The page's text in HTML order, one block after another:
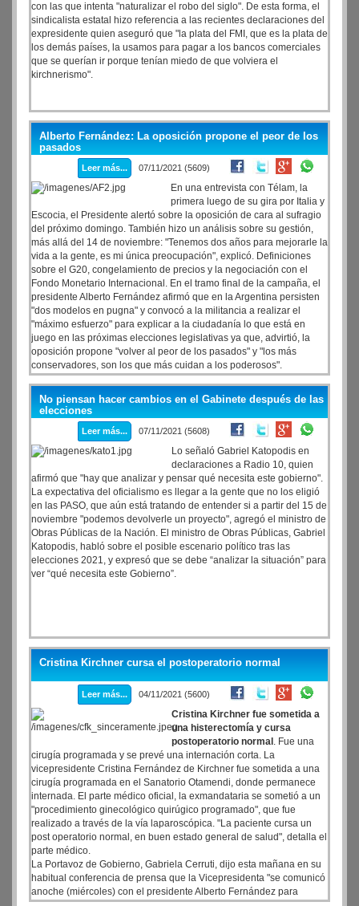
con las que intenta "naturalizar el robo del siglo". De esta forma, el
sindicalista estatal hizo referencia a las recientes declaraciones del
expresidente quien aseguró que "la plata del FMI, que es la plata de
los demás países, la usamos para pagar a los bancos comerciales
que se querían ir porque tenían miedo de que volviera el
kirchnerismo".
Alberto Fernández: La oposición propone el peor de los
pasados
Leer más... 07/11/2021 (5609)
En una entrevista con Télam, la
primera luego de su gira por Italia y
Escocia, el Presidente alertó sobre la oposición de cara al sufragio
del próximo domingo. También hizo un análisis sobre su gestión,
más allá del 14 de noviembre: "Tenemos dos años para mejorarle la
vida a la gente, es mi única preocupación", explicó. Definiciones
sobre el G20, congelamiento de precios y la negociación con el
Fondo Monetario Internacional. En el tramo final de la campaña, el
presidente Alberto Fernández afirmó que en la Argentina persisten
"dos modelos en pugna" y convocó a la militancia a realizar el
"máximo esfuerzo" para explicar a la ciudadanía lo que está en
juego en las próximas elecciones legislativas ya que, advirtió, la
oposición propone "volver al peor de los pasados" y "los más
conservadores, son los que más cuidan a los poderosos".
No piensan hacer cambios en el Gabinete después de las
elecciones
Leer más... 07/11/2021 (5608)
Lo señaló Gabriel Katopodis en
declaraciones a Radio 10, quien
afirmó que "hay que analizar y pensar qué necesita este gobierno".
La expectativa del oficialismo es llegar a la gente que no los eligió
en las PASO, que aún está tratando de entender si a partir del 15 de
noviembre "podemos devolverle un proyecto", agregó el ministro de
Obras Públicas de la Nación. El ministro de Obras Públicas, Gabriel
Katopodis, habló sobre el posible escenario político tras las
elecciones 2021, y expresó que se debe “analizar la situación” para
ver “qué necesita este Gobierno”.
Cristina Kirchner cursa el postoperatorio normal
Leer más... 04/11/2021 (5600)
Cristina Kirchner fue sometida a
una histerectomía y cursa
postoperatorio normal . Fue una
cirugía programada y se prevé una internación corta. La
vicepresidente Cristina Fernández de Kirchner fue sometida a una
cirugía programada en el Sanatorio Otamendi, donde permanece
internada. El parte médico oficial, la exmandataria se sometió a un
"procedimiento ginecológico quirúgico programado", que fue
realizado a través de la vía laparoscópica. "La paciente cursa un
post operatorio normal, en buen estado general de salud", detalla el
parte médico.
La Portavoz de Gobierno, Gabriela Cerruti, dijo esta mañana en su
habitual conferencia de prensa que la Vicepresidenta "se comunicó
anoche (miércoles) con el presidente Alberto Fernández para